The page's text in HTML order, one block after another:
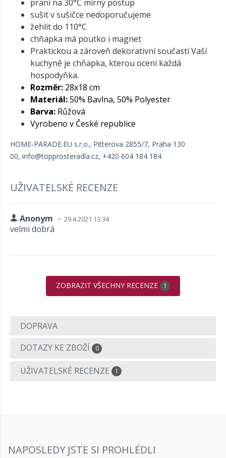
praní na 30°C mírný postup
sušit v sušičce nedoporučujeme
žehlit do 110°C
chňapka má poutko i magnet
Praktickou a zároveň dekorativní součastí Vaší
kuchyně je chňapka, kterou ocení každá
hospodyňka.
Rozměr: 28x18 cm
Materiál:50% Bavlna, 50% Polyester
Barva: Růžová
Vyrobeno v České republice
HOME-PARADE.EU s.r.o., Pitterova 2855/7, Praha 130
00, info@topprosteradla.cz, +420 604 184 184
UŽIVATELSKÉ RECENZE
Anonym 29.4.2021 13:34
velmi dobrá
ZOBRAZIT VŠECHNY RECENZE 1
DOPRAVA
DOTAZY KE ZBOŽÍ
0
UŽIVATELSKÉ RECENZE 1
NAPOSLEDY JSTE SI PROHLÉDLI